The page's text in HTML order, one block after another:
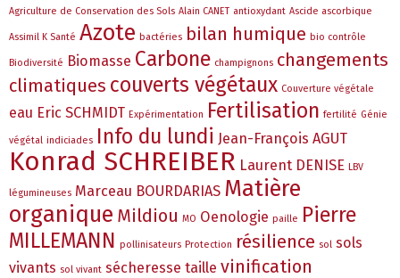
Agriculture de Conservation des Sols Alain CANET antioxydant Ascide ascorbique
Assimil K Santé Azote bactéries bilan humique bio contrôle
Biodiversité Biomasse Carbone champignons changements
climatiques couverts végétaux Couverture végétale
eau Eric SCHMIDT Expérimentation Fertilisation fertilité Génie
végétal indiciades Info du lundi Jean-François AGUT
Konrad SCHREIBER Laurent DENISE LBV
légumineuses Marceau BOURDARIAS Matière
organique Mildiou MO Oenologie paille Pierre
MILLEMANN pollinisateurs Protection résilience sol sols
vivants sol vivant sécheresse taille vinification